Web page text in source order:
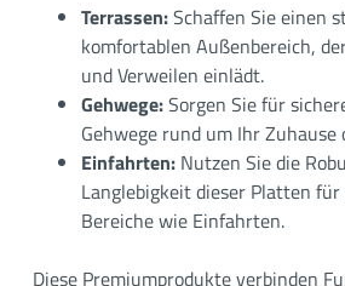
Terrassen:Schaffen Sie einen
komfortablen Außenbereich,
und Verweilen einlädt.
Gehwege:Sorgen Sie für
Gehwege rund um Ihr Zuhause
Einfahrten:Nutzen Sie die
Langlebigkeit dieser Platten
Bereiche wie Einfahrten.
Diese Premiumprodukte verbinden